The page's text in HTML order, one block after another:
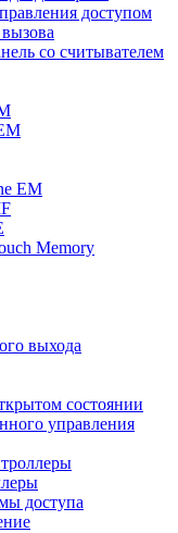
доступом
со считывателем
EM
Memory
выхода
состоянии
управления
доступа